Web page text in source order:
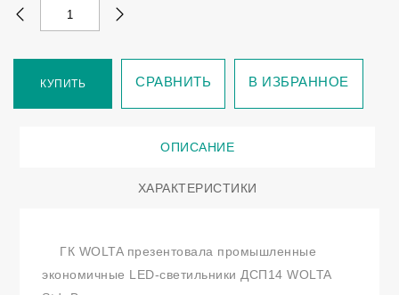
КУПИТЬ СРАВНИТЬ В ИЗБРАННОЕ
ОПИСАНИЕ
ХАРАКТЕРИСТИКИ
ГК WOLTA презентовала промышленные
экономичные LED-светильники ДСП14 WOLTA